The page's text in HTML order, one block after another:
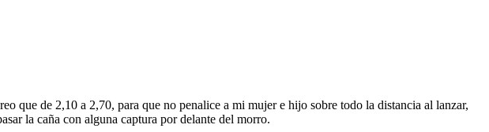
que de 2,10 a 2,70, para que no penalice a mi mujer e hijo sobre todo la distancia al lanzar,
la caña con alguna captura por delante del morro.